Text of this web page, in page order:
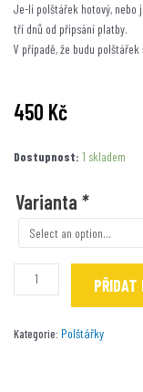
Je-li polštářek hotový, nebo
tří dnů od připsání platby.
V případě, že budu
450 Kč
Dostupnost: 1 skladem
Varianta *
Borderka
množství
PŘIDAT
Kategorie: Polštářky